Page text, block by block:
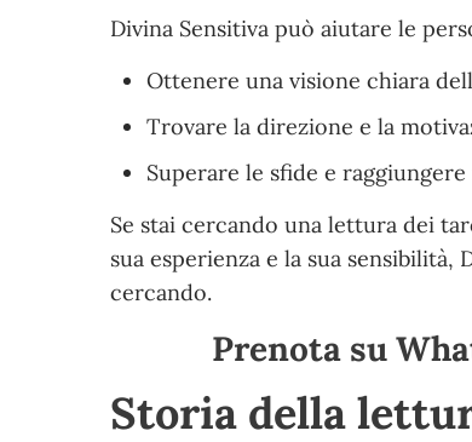
Divina Sensitiva può aiutare le
Ottenere una visione chiara
Trovare la direzione e la
Superare le sfide e
Se stai cercando una lettura dei
sua esperienza e la sua
cercando.
Prenota su
Storia della